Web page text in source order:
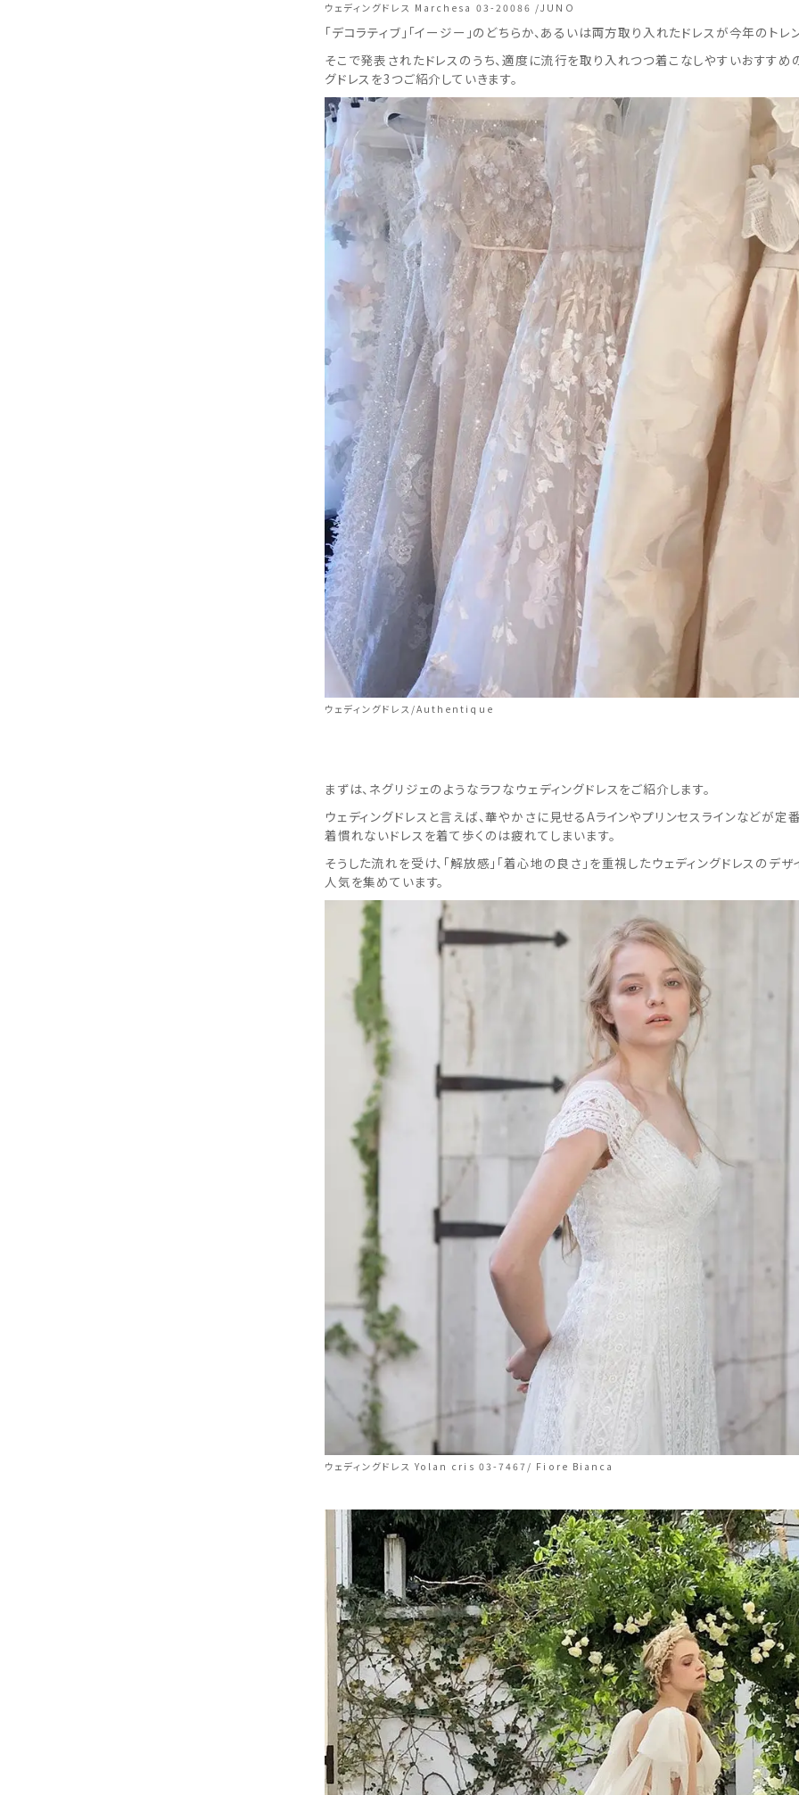
ウェディングドレス Marchesa 03-20086 /JUNO
「デコラティブ」「イージー」のどちらか、あるいは両方取り入れたドレスが今年のトレ
そこで発表されたドレスのうち、適度に流行を取り入れつつ着こなしやすいおすすめ
グドレスを3つご紹介していきます。
ウェディングドレス/Authentique
まずは、ネグリジェのようなラフなウェディングドレスをご紹介します。
ウェディングドレスと言えば、華やかさに見せるAラインやプリンセスラインなどが定
着慣れないドレスを着て歩くのは疲れてしまいます。
そうした流れを受け、「解放感」「着心地の良さ」を重視したウェディングドレスのデ
人気を集めています。
ウェディングドレス Yolan cris 03-7467/ Fiore Bianca